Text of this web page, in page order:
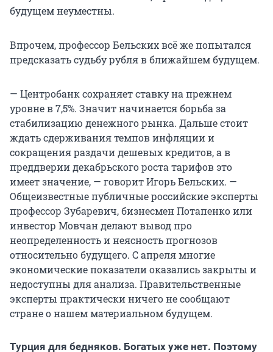
будущем неуместны.
Впрочем, профессор Бельских всё же попытался
предсказать судьбу рубля в ближайшем будущем.
— Центробанк сохраняет ставку на прежнем
уровне в 7,5%. Значит начинается борьба за
стабилизацию денежного рынка. Дальше стоит
ждать сдерживания темпов инфляции и
сокращения раздачи дешевых кредитов, а в
преддверии декабрьского роста тарифов это
имеет значение, — говорит Игорь Бельских. —
Общеизвестные публичные российские эксперты
профессор Зубаревич, бизнесмен Потапенко или
инвестор Мовчан делают вывод про
неопределенность и неясность прогнозов
относительно будущего. С апреля многие
экономические показатели оказались закрыты и
недоступны для анализа. Правительственные
эксперты практически ничего не сообщают
стране о нашем материальном будущем.
Турция для бедняков. Богатых уже нет. Поэтому